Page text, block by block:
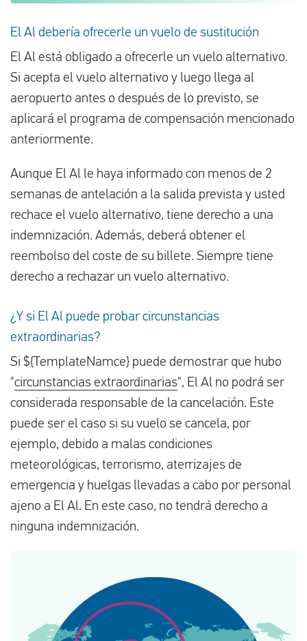
El Al debería ofrecerle un vuelo de sustitución
El Al está obligado a ofrecerle un vuelo alternativo.
Si acepta el vuelo alternativo y luego llega al
aeropuerto antes o después de lo previsto, se
aplicará el programa de compensación mencionado
anteriormente.
Aunque El Al le haya informado con menos de 2
semanas de antelación a la salida prevista y usted
rechace el vuelo alternativo, tiene derecho a una
indemnización. Además, deberá obtener el
reembolso del coste de su billete. Siempre tiene
derecho a rechazar un vuelo alternativo.
¿Y si El Al puede probar circunstancias
extraordinarias?
Si ${TemplateNamce} puede demostrar que hubo
"circunstancias extraordinarias", El Al no podrá ser
considerada responsable de la cancelación. Este
puede ser el caso si su vuelo se cancela, por
ejemplo, debido a malas condiciones
meteorológicas, terrorismo, aterrizajes de
emergencia y huelgas llevadas a cabo por personal
ajeno a El Al. En este caso, no tendrá derecho a
ninguna indemnización.